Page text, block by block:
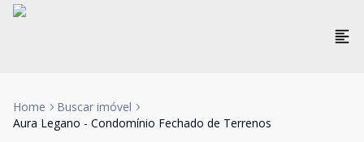
Home
Buscar imóvel
Aura Legano - Condomínio Fechado de Terrenos